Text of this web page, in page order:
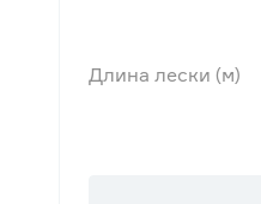
Длина лески (м)